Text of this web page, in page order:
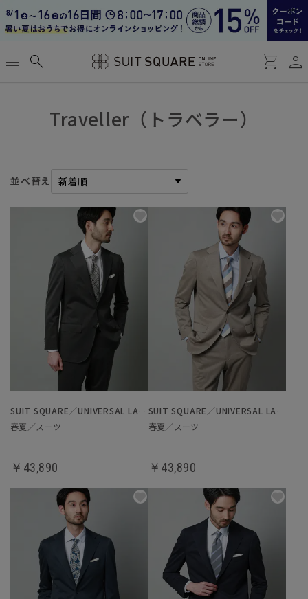
menu search shopping_cart person
Traveller（トラベラー）
並べ替え
SUIT SQUARE／UNIVERSAL LANGUAGE
春夏／スーツ
￥43,890
SUIT SQUARE／UNIVERSAL LANGUAGE
春夏／スーツ
￥43,890